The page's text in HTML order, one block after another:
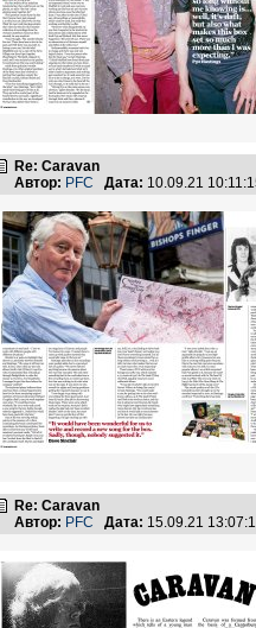
Re: Caravan
Автор: PFC Дата: 10.09.21
Re: Caravan
Автор: PFC Дата: 15.09.21